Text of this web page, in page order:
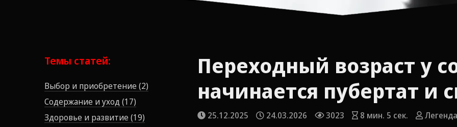
Темы статей:
Выбор и приобретение (2)
Содержание и уход (17)
Здоровье и развитие (19)
Переходный возраст у
начинается пубертат и
25.12.2025 24.03.2026 3023 8 мин. 5 сек.